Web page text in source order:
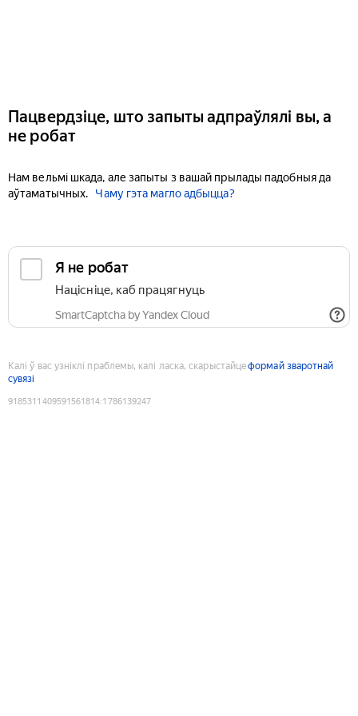
Пацвердзіце, што запыты адпраўлялі вы, а
не робат
Нам вельмі шкада, але запыты з вашай прылады падобныя да
аўтаматычных.
Чаму гэта магло адбыцца?
Я не робат
Націсніце, каб працягнуць
SmartCaptcha by Yandex Cloud
Калі ў вас узніклі праблемы, калі ласка, скарыстайцеформай зваротнай
сувязі
9185311409591561814:1786139247